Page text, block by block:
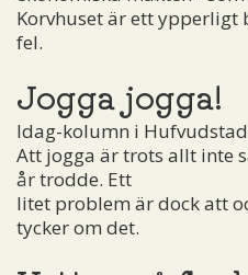
Korvhuset är ett ypperligt
fel.
Jogga jogga!
Idag-kolumn i
Att jogga är trots allt inte
år trodde. Ett
litet problem är dock att
tycker om det.